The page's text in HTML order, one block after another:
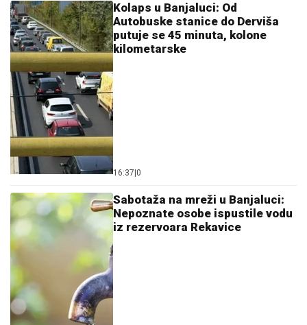
Kolaps u Banjaluci: Od
Autobuske stanice do Derviša
putuje se 45 minuta, kolone
kilometarske
16:37 0
Sabotaža na mreži u Banjaluci:
Nepoznate osobe ispustile vodu
iz rezervoara Rekavice